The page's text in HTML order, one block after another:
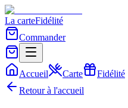
La carteFidélité
Commander
Accueil Carte
Fidélité
Retour à l'accueil